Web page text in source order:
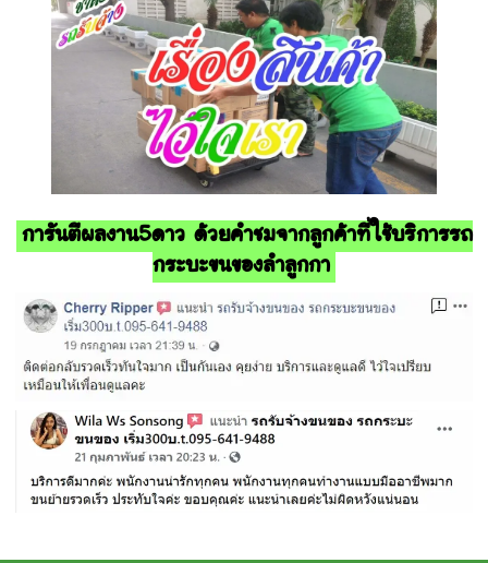
การันตีผลงาน5ดาว ด้วยคำชมจากลูกค้าที่ใช้บริการรถ
กระบะขนของลำลูกกา